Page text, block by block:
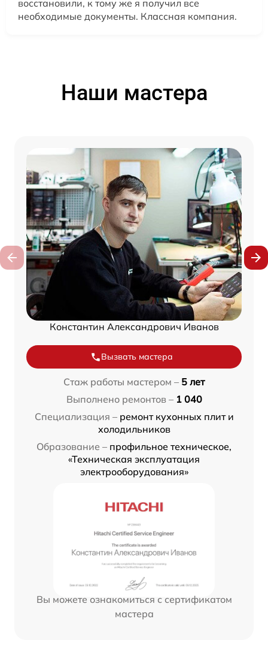
восстановили, к тому же я получил все
необходимые документы. Классная компания.
Наши мастера
Константин Александрович Иванов
Вызвать мастера
Стаж работы мастером – 5 лет
Выполнено ремонтов – 1 040
Специализация – ремонт кухонных плит и
холодильников
Образование – профильное техническое,
«Техническая эксплуатация
электрооборудования»
Вы можете ознакомиться с сертификатом
мастера